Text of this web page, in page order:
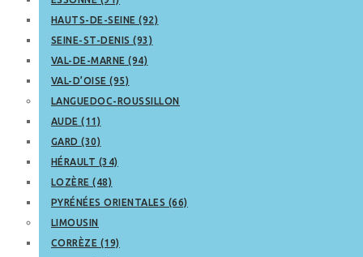
HAUTS-DE-SEINE (92)
SEINE-ST-DENIS (93)
VAL-DE-MARNE (94)
VAL-D’OISE (95)
LANGUEDOC-ROUSSILLON
AUDE (11)
GARD (30)
HÉRAULT (34)
LOZÈRE (48)
PYRÉNÉES ORIENTALES (66)
LIMOUSIN
CORRÈZE (19)